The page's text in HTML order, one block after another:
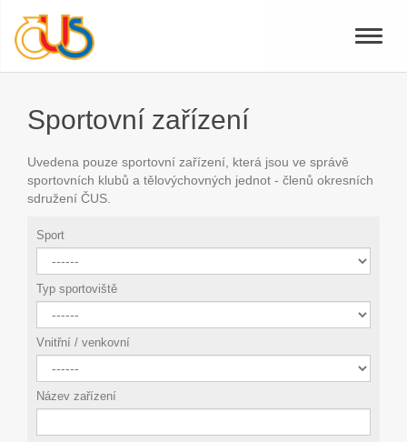
Toggle
Sportovní zařízení
Uvedena pouze sportovní zařízení, která jsou ve správě
sportovních klubů a tělovýchovných jednot - členů okresních
sdružení ČUS.
Sport
Typ sportoviště
Vnitřní / venkovní
Název zařízení